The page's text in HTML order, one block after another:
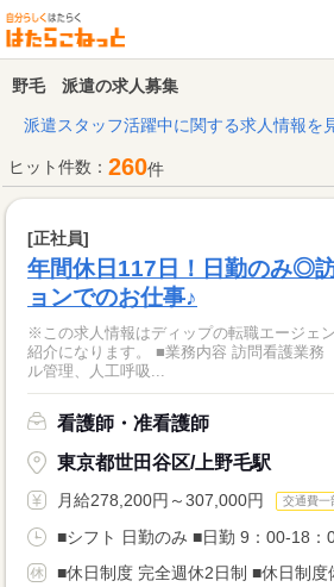
野毛 派遣の求人募集
派遣スタッフ活躍中に関する求人情報を
ヒット件数： 260件
[正社員]
年間休日117日！日勤のみ◎
ョンでのお仕事♪
※この求人情報はディップの転職エージェ
紹介になります。 ■業務内容 訪問看護業務
ル管理、人工呼吸...
看護師・准看護師
東京都世田谷区/上野毛駅
月給278,200円～307,000円 交通費一
■シフト 日勤のみ ■日勤 9：00-18：
■休日制度 完全週休2日制 ■休日制度